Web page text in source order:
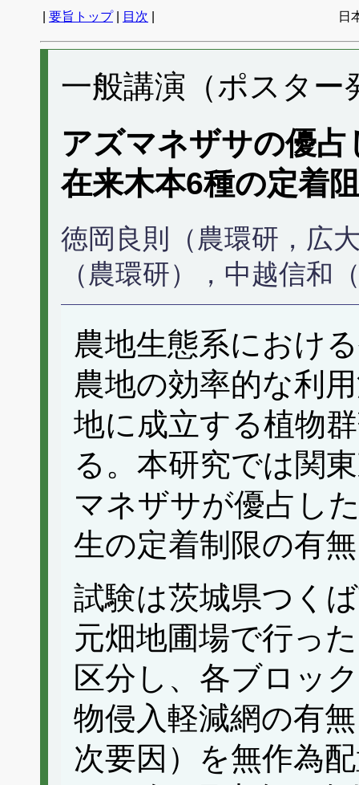
要旨トップ| 目次 日
一般講演（ポスター
アズマネザサの優
在来木本6種の定着
徳岡良則（農環研，広
（農環研），中越信和
農地生態系におけ
農地の効率的な利
地に成立する植物
る。本研究では関
マネザサが優占し
生の定着制限の有
試験は茨城県つく
元畑地圃場で行っ
区分し、各ブロッ
物侵入軽減網の有
次要因）を無作為